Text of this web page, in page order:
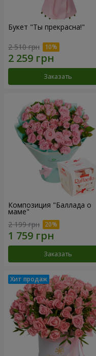
Букет "Ты прекрасна!"
2 510 грн
Заказать
Композиция "Баллада о
маме"
2 199 грн
Заказать